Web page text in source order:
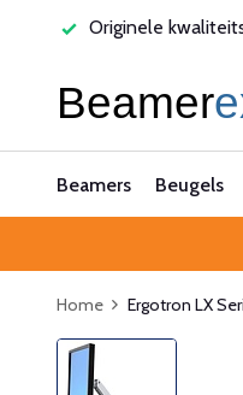
Originele
Beamers Beugels
Home Ergotron LX